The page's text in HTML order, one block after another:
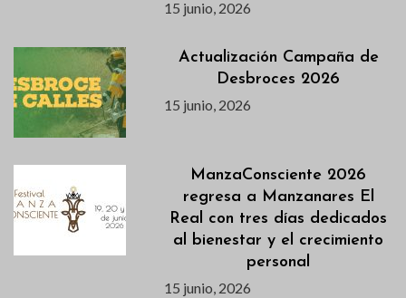
15 junio, 2026
Actualización Campaña de
Desbroces 2026
15 junio, 2026
ManzaConsciente 2026
regresa a Manzanares El
Real con tres días dedicados
al bienestar y el crecimiento
personal
15 junio, 2026